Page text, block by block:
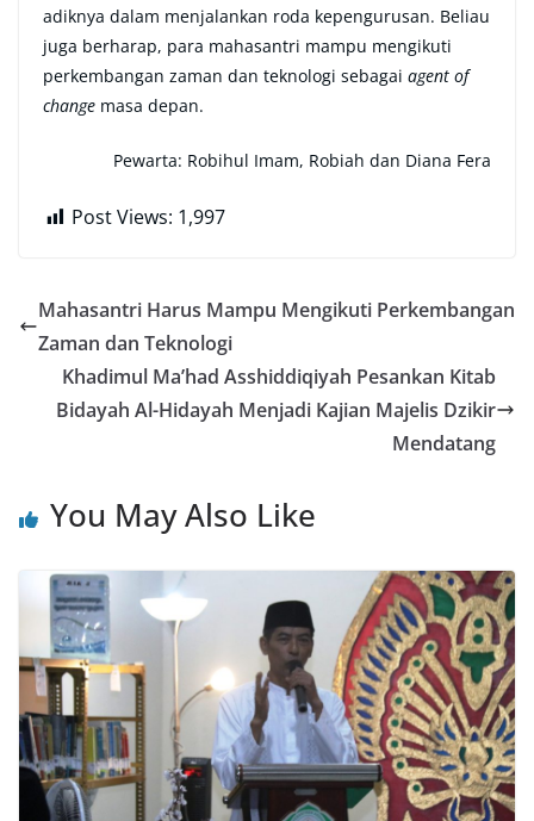
adiknya dalam menjalankan roda kepengurusan. Beliau
juga berharap, para mahasantri mampu mengikuti
perkembangan zaman dan teknologi sebagai agent of
change masa depan.
Pewarta: Robihul Imam, Robiah dan Diana Fera
Post Views: 1,997
Mahasantri Harus Mampu Mengikuti Perkembangan
Zaman dan Teknologi
Khadimul Ma’had Asshiddiqiyah Pesankan Kitab
Bidayah Al-Hidayah Menjadi Kajian Majelis Dzikir
Mendatang
You May Also Like